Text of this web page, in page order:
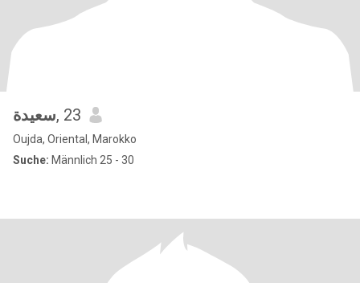
سعيدة, 23
Oujda, Oriental, Marokko
Suche: Männlich 25 - 30